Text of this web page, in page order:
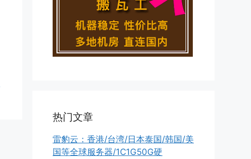
热门文章
雷豹云：香港/台湾/日本泰国/韩国/美
国等全球服务器/1C1G50G硬